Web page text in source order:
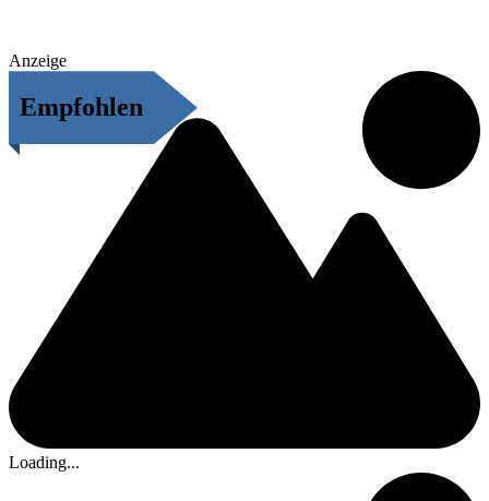
Anzeige
Empfohlen
Loading...